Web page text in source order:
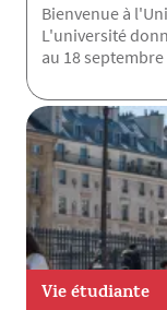
Bienvenue à
L'université
au 18 septembre
Vie étudiante